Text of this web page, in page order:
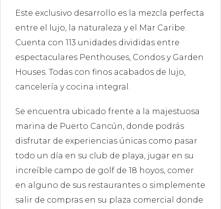
Este exclusivo desarrollo es la mezcla perfecta
entre el lujo, la naturaleza y el Mar Caribe.
Cuenta con 113 unidades divididas entre
espectaculares Penthouses, Condos y Garden
Houses. Todas con finos acabados de lujo,
cancelería y cocina integral.
Se encuentra ubicado frente a la majestuosa
marina de Puerto Cancún, donde podrás
disfrutar de experiencias únicas como pasar
todo un día en su club de playa, jugar en su
increíble campo de golf de 18 hoyos, comer
en alguno de sus restaurantes o simplemente
salir de compras en su plaza comercial donde